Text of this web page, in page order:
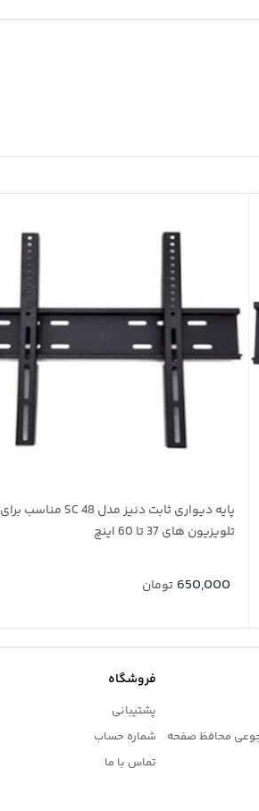
پایه دیواری ثابت دنیز مدل SC 48 مناسب برای
تلویزیون های 37 تا 60 اینچ
650,000 تومان
محافظ صفحه
فروشگاه
پشتیبانی
شماره حساب
تماس با ما